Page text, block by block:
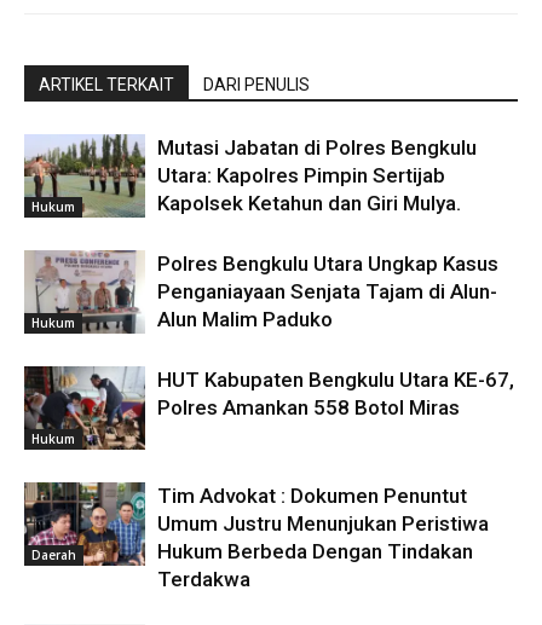
ARTIKEL TERKAIT DARI PENULIS
Hukum
Mutasi Jabatan di Polres Bengkulu
Utara: Kapolres Pimpin Sertijab
Kapolsek Ketahun dan Giri Mulya.
Hukum
Polres Bengkulu Utara Ungkap Kasus
Penganiayaan Senjata Tajam di Alun-
Alun Malim Paduko
Hukum
HUT Kabupaten Bengkulu Utara KE-67,
Polres Amankan 558 Botol Miras
Daerah
Tim Advokat : Dokumen Penuntut
Umum Justru Menunjukan Peristiwa
Hukum Berbeda Dengan Tindakan
Terdakwa